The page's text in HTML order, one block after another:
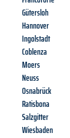
Gütersloh
Hannover
Ingolstadt
Coblenza
Moers
Neuss
Osnabrück
Ratisbona
Salzgitter
Wiesbaden